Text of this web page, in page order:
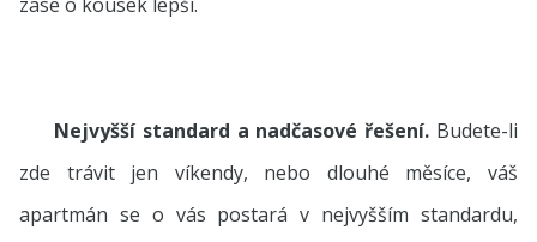
Nejvyšší standard a nadčasové řešení. Budete-li
zde trávit jen víkendy, nebo dlouhé měsíce, váš
apartmán se o vás postará v nejvyšším standardu,